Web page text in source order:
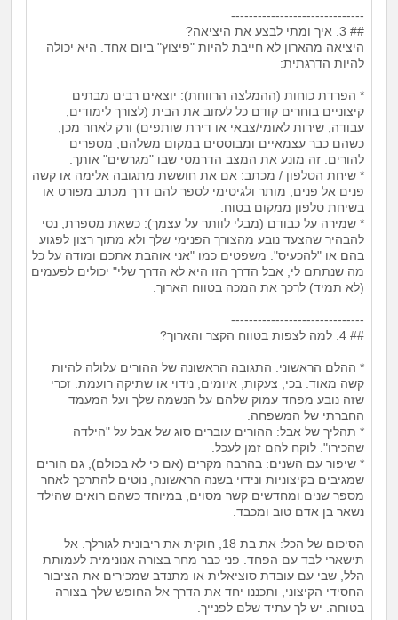
------------------------------
## 3. איך ומתי לבצע את היציאה?
היציאה מהארון לא חייבת להיות "פיצוץ" ביום אחד. היא יכולה
להיות הדרגתית:
* הפרדת כוחות (ההמלצה הרווחת): יוצאים רבים מבתים
קיצוניים בוחרים קודם כל לעזוב את הבית (לצורך לימודים,
עבודה, שירות לאומי/צבאי או דירת שותפים) ורק לאחר מכן,
כשהם כבר עצמאיים ומבוססים במקום משלהם, מספרים
להורים. זה מונע את המצב הדרמטי שבו "מגרשים" אותך.
* שיחת הטלפון / מכתב: אם את חוששת מתגובה אלימה או קשה
פנים אל פנים, מותר ולגיטימי לספר להם דרך מכתב מפורט או
בשיחת טלפון ממקום בטוח.
* שמירה על כבודם (מבלי לוותר על עצמך): כשאת מספרת, נסי
להבהיר שהצעד נובע מהצורך הפנימי שלך ולא מתוך רצון לפגוע
בהם או "להכעיס". משפטים כמו "אני אוהבת אתכם ומודה על כל
מה שנתתם לי, אבל הדרך הזו היא לא הדרך שלי" יכולים לפעמים
(לא תמיד) לרכך את המכה בטווח הארוך.
------------------------------
## 4. למה לצפות בטווח הקצר והארוך?
* ההלם הראשוני: התגובה הראשונה של ההורים עלולה להיות
קשה מאוד: בכי, צעקות, איומים, נידוי או שתיקה רועמת. זכרי
שזה נובע מפחד עמוק שלהם על הנשמה שלך ועל המעמד
החברתי של המשפחה.
* תהליך של אבל: ההורים עוברים סוג של אבל על "הילדה
שהכירו". לוקח להם זמן לעכל.
* שיפור עם השנים: בהרבה מקרים (אם כי לא בכולם), גם הורים
שמגיבים בקיצוניות ונידוי בשנה הראשונה, נוטים להתרכך לאחר
מספר שנים ומחדשים קשר מסוים, במיוחד כשהם רואים שהילד
נשאר בן אדם טוב ומכבד.
הסיכום של הכל: את בת 18, חוקית את ריבונית לגורלך. אל
תישארי לבד עם הפחד. פני כבר מחר בצורה אנונימית לעמותת
הלל, שבי עם עובדת סוציאלית או מתנדב שמכירים את הציבור
החסידי הקיצוני, ותכננו יחד את הדרך אל החופש שלך בצורה
בטוחה. יש לך עתיד שלם לפנייך.